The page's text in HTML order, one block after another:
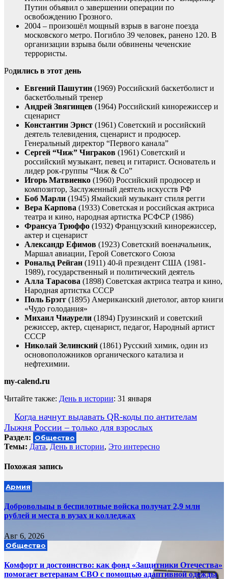
Путин объявил о завершении операции по
освобождению Грозного.
2004 – произошёл мощный взрыв в вагоне поезда
московского метро. Погибло 39 человек, ранено 120. В
организации взрыва были обвинены чеченские
террористы.
Родились в этот день
Евгений Пашутин (1969) Российский баскетболист и
баскетбольный тренер
Андрей Звягинцев (1964) Российский кинорежиссер и
сценарист
Константин Эрнст (1961) Советский и российский
деятель телевидения, сценарист и продюсер.
Генеральный директор “Первого канала”
Сергей “Чиж” Чиграков (1961) Советский и
российский музыкант, певец и гитарист. Основатель и
лидер рок-группы “Чиж & Co”
Игорь Матвиенко (1960) Российский продюсер и
композитор, Заслуженный деятель искусств РФ
Боб Марли (1945) Ямайский музыкант стиля регги
Вера Карпова (1933) Советская и российская актриса
театра и кино, народная артистка РСФСР (1986)
Франсуа Трюффо (1932) Французский кинорежиссер,
актер и сценарист
Александр Ефимов (1923) Советский военачальник,
Маршал авиации, Герой Советского Союза
Рональд Рейган (1911) 40-й президент США (1981-
1989), государственный и политический деятель
Алла Тарасова (1898) Советская актриса театра и кино,
Народная артистка СССР
Поль Брэгг (1895) Американский диетолог, автор книги
«Чудо голодания»
Михаил Чиаурели (1894) Грузинский и советский
режиссер, актер, сценарист, педагог, Народный артист
СССР
Николай Зелинский (1861) Русский химик, один из
основоположников органического катализа и
нефтехимии.
my-calend.ru
Читайте также: День в истории: 31 января
Навигация
по
записям
Когда начнут выдавать QR-коды по антителам
Лыжня России – только для взрослых
Раздел: Общество
Темы: Дата, День в истории, Это интересно
Похожая запись
Армия
Добровольцы в беспилотные войска получат 2,9 млн
рублей и места в вузах и колледжах
Авг 6, 2026
Общество
Комфорт и достоинство: как фонд «Защитники Отечества»
помогает ветеранам СВО с помощью адаптивной одежды